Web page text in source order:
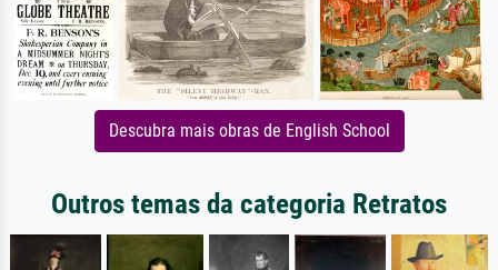
Descubra mais obras de English School
Outros temas da categoria Retratos